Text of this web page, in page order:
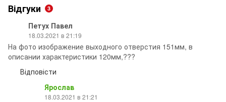
Відгуки 3
Петух Павел
18.03.2021 в 21:19
На фото изображение выходного отверстия 151мм, в
описании характеристики 120мм,???
Відповісти
Ярослав
18.03.2021 в 21:21